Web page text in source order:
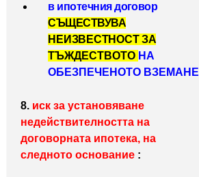
в ипотечния договор
СЪЩЕСТВУВА
НЕИЗВЕСТНОСТ ЗА
ТЪЖДЕСТВОТО НА
ОБЕЗПЕЧЕНОТО ВЗЕМАНЕ
8. иск за установяване
недействителността на
договорната ипотека, на
следното основание :